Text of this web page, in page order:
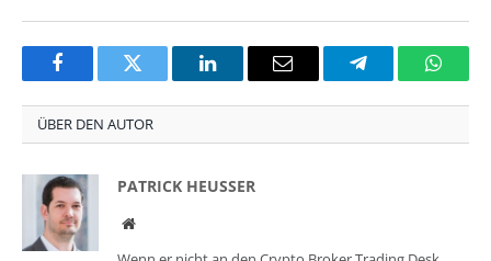
FacebookTwitter LinkedInEmail Telegram
ÜBER DEN AUTOR
PATRICK HEUSSER
Website